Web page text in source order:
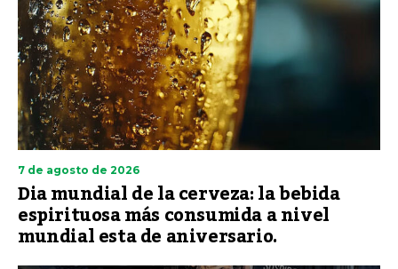
7 de agosto de 2026
Dia mundial de la cerveza: la bebida
espirituosa más consumida a nivel
mundial esta de aniversario.